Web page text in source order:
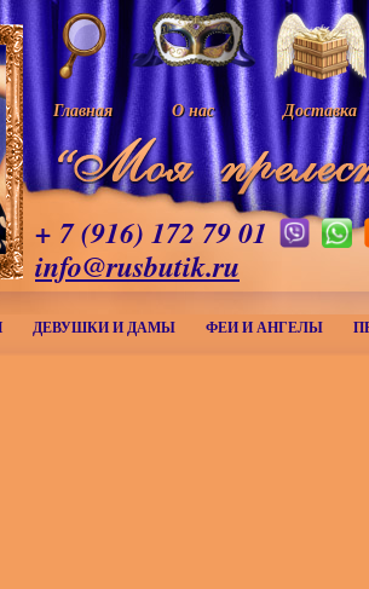
Главная О нас Доставка
+ 7 (916) 172 79 01
info@rusbutik.ru
ДЕВУШКИ И ДАМЫ ФЕИ И АНГЕЛЫ